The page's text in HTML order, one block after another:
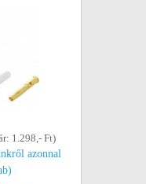
1.298,- Ft)
azonnal